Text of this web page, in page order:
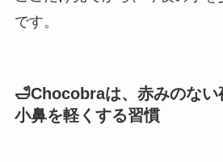
です。
🛁Chocobraは、赤みのない
小鼻を軽くする習慣